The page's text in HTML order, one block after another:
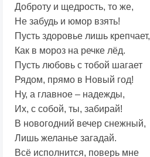
Доброту и щедрость, то же,
Не забудь и юмор взять!
Пусть здоровье лишь крепчает,
Как в мороз на речке лёд.
Пусть любовь с тобой шагает
Рядом, прямо в Новый год!
Ну, а главное – надежды,
Их, с собой, ты, забирай!
В новогодний вечер снежный,
Лишь желанье загадай.
Всё исполнится, поверь мне